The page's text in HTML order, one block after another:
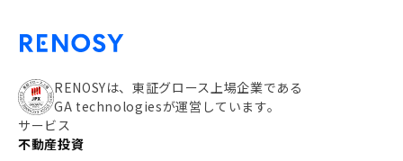
RENOSYは、東証グロース上場企業である
GA technologiesが運営しています。
サービス
不動産投資